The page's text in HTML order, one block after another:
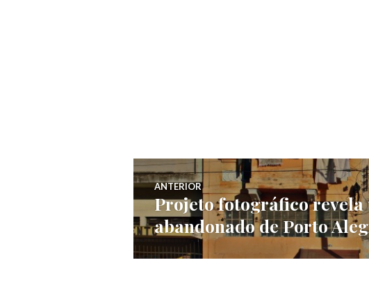
Navegação
de
Post
ANTERIOR
Post
anterior:
Projeto fotográfico revela
abandonado de Porto